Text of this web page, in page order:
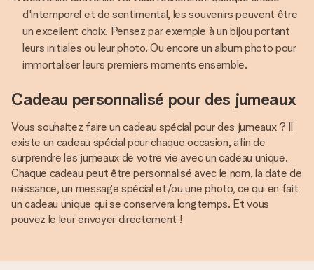
d'intemporel et de sentimental, les souvenirs peuvent être
un excellent choix. Pensez par exemple à un bijou portant
leurs initiales ou leur photo. Ou encore un album photo pour
immortaliser leurs premiers moments ensemble.
Cadeau personnalisé pour des jumeaux
Vous souhaitez faire un cadeau spécial pour des jumeaux ? Il
existe un cadeau spécial pour chaque occasion, afin de
surprendre les jumeaux de votre vie avec un cadeau unique.
Chaque cadeau peut être personnalisé avec le nom, la date de
naissance, un message spécial et/ou une photo, ce qui en fait
un cadeau unique qui se conservera longtemps. Et vous
pouvez le leur envoyer directement !